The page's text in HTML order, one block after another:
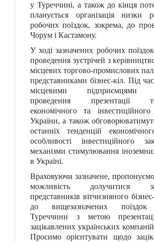
у Туреччині, а також до кінця
планується організація низки
робочих поїздок, зокрема, до
Чорум і Кастамону.
У ході зазначених робочих
проведення зустрічей з
місцевих торгово-промислових
представниками бізнес-кіл. Під
місцевими підприємцями
проведення презентації
економічного та інвестиційного
України, а також
останніх тенденцій
особливості інвестиційного
механізми стимулювання
в Україні.
Враховуючи зазначене,
можливість долучитися
представників вітчизняного
до вищезазначених поїздок
Туреччини з метою
зацікавлених українських
Просимо орієнтувати щодо